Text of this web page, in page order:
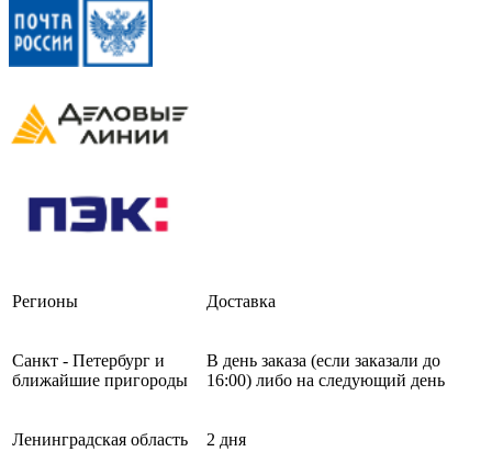
Регионы Доставка
Санкт - Петербург и
ближайшие пригороды
В день заказа (если заказали до
16:00) либо на следующий день
Ленинградская область 2 дня